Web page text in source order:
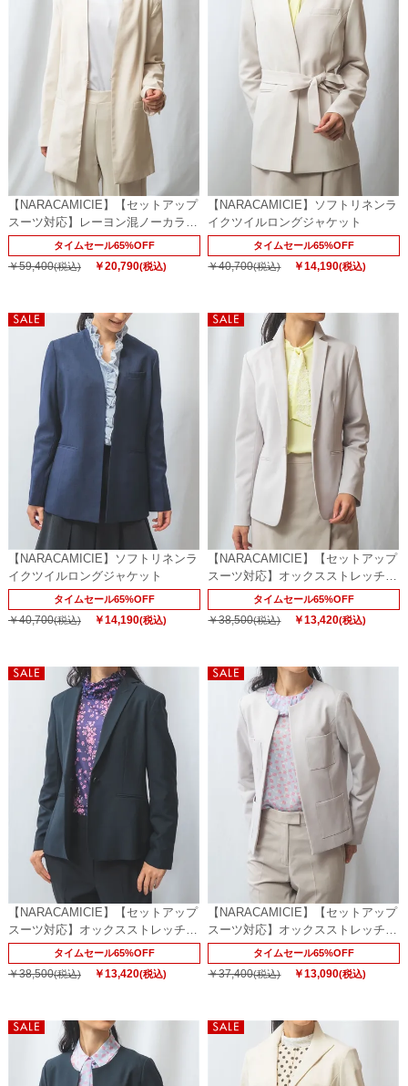
【NARACAMICIE】【セットアップ
スーツ対応】レーヨン混ノーカラー
ロングジャケットタイムセール65%OFF
￥59,400(税込) ￥20,790(税込)
【NARACAMICIE】ソフトリネンラ
イクツイルロングジャケット
タイムセール65%OFF
￥40,700(税込) ￥14,190(税込)
【NARACAMICIE】ソフトリネンラ
イクツイルロングジャケット
タイムセール65%OFF
￥40,700(税込) ￥14,190(税込)
【NARACAMICIE】【セットアップ
スーツ対応】オックスストレッチテ
ーラードジャケット
タイムセール65%OFF
￥38,500(税込) ￥13,420(税込)
【NARACAMICIE】【セットアップ
スーツ対応】オックスストレッチテ
ーラードジャケット
タイムセール65%OFF
￥38,500(税込) ￥13,420(税込)
【NARACAMICIE】【セットアップ
スーツ対応】オックスストレッチノ
ーカラージャケット
タイムセール65%OFF
￥37,400(税込) ￥13,090(税込)